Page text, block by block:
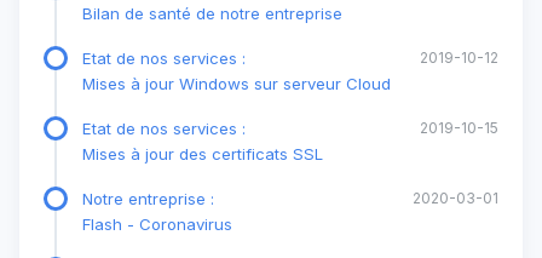
Bilan de santé de notre entreprise
2019-10-12
Etat de nos services :
Mises à jour Windows sur serveur Cloud
2019-10-15
Etat de nos services :
Mises à jour des certificats SSL
2020-03-01
Notre entreprise :
Flash - Coronavirus